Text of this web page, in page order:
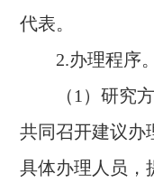
代表。
2.办理程序。
（1）研究
共同召开建议办
具体办理人员，